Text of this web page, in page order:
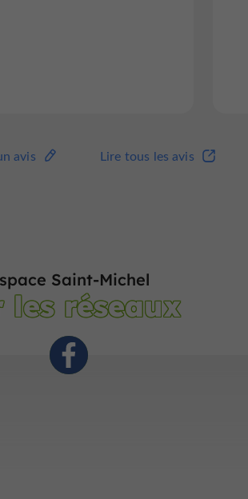
Lire tous les avis
avis
Saint-Michel
les réseaux